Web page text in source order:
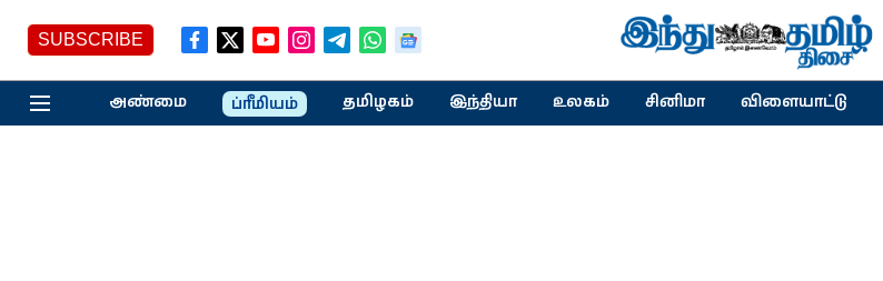
SUBSCRIBE
அண்மை ப்ரீமியம் தமிழகம் இந்தியா உலகம் சினிமா விளையாட்டு